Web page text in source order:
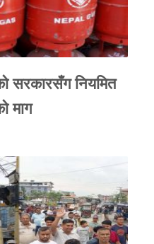
सरकारसँग नियमित
माग